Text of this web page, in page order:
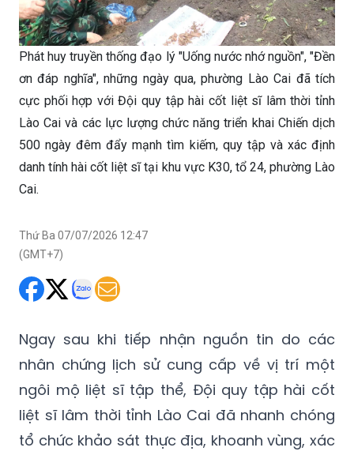
Phát huy truyền thống đạo lý "Uống nước nhớ nguồn", "Đền
ơn đáp nghĩa", những ngày qua, phường Lào Cai đã tích
cực phối hợp với Đội quy tập hài cốt liệt sĩ lâm thời tỉnh
Lào Cai và các lực lượng chức năng triển khai Chiến dịch
500 ngày đêm đẩy mạnh tìm kiếm, quy tập và xác định
danh tính hài cốt liệt sĩ tại khu vực K30, tổ 24, phường Lào
Cai.
Thứ Ba 07/07/2026 12:47
(GMT+7)
Ngay sau khi tiếp nhận nguồn tin do các
nhân chứng lịch sử cung cấp về vị trí một
ngôi mộ liệt sĩ tập thể, Đội quy tập hài cốt
liệt sĩ lâm thời tỉnh Lào Cai đã nhanh chóng
tổ chức khảo sát thực địa, khoanh vùng, xác